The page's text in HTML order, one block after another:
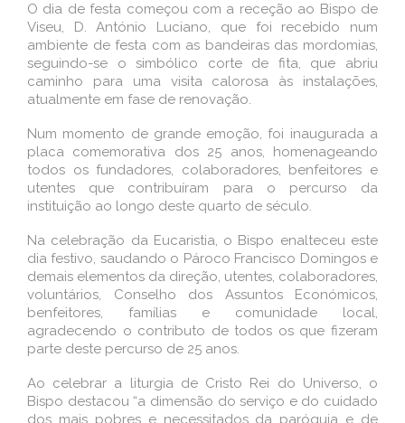
O dia de festa começou com a receção ao Bispo de
Viseu, D. António Luciano, que foi recebido num
ambiente de festa com as bandeiras das mordomias,
seguindo-se o simbólico corte de fita, que abriu
caminho para uma visita calorosa às instalações,
atualmente em fase de renovação.
Num momento de grande emoção, foi inaugurada a
placa comemorativa dos 25 anos, homenageando
todos os fundadores, colaboradores, benfeitores e
utentes que contribuíram para o percurso da
instituição ao longo deste quarto de século.
Na celebração da Eucaristia, o Bispo enalteceu este
dia festivo, saudando o Pároco Francisco Domingos e
demais elementos da direção, utentes, colaboradores,
voluntários, Conselho dos Assuntos Económicos,
benfeitores, famílias e comunidade local,
agradecendo o contributo de todos os que fizeram
parte deste percurso de 25 anos.
Ao celebrar a liturgia de Cristo Rei do Universo, o
Bispo destacou “a dimensão do serviço e do cuidado
dos mais pobres e necessitados da paróquia e de